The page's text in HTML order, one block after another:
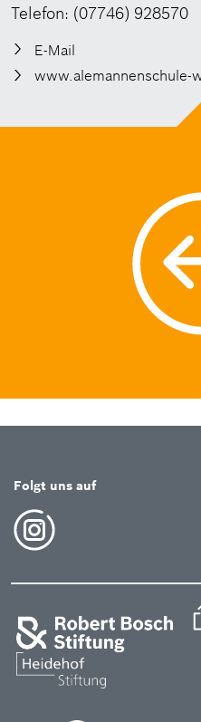
Telefon: (07746) 928570
E-Mail
www.alemannenschule-
Folgt uns auf